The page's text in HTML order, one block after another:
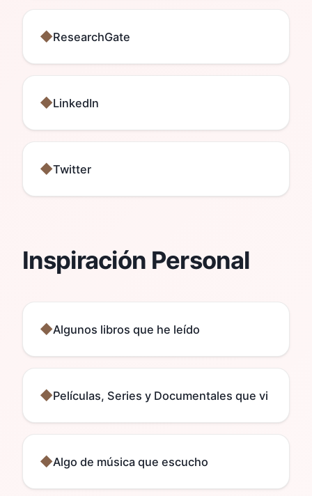
ResearchGate
LinkedIn
Twitter
Inspiración Personal
Algunos libros que he leído
Películas, Series y Documentales que vi
Algo de música que escucho